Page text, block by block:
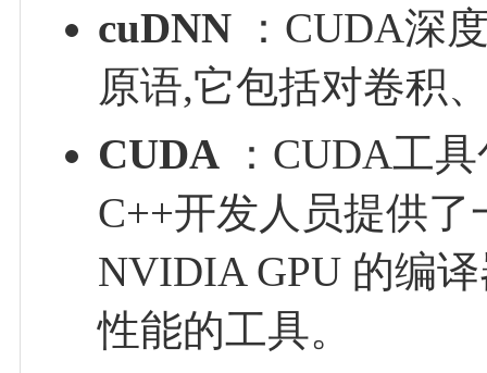
cuDNN：CUDA深
原语,它包括对卷积
CUDA
：CUDA工
C++开发人员提供
NVIDIA GPU 的编
性能的工具。